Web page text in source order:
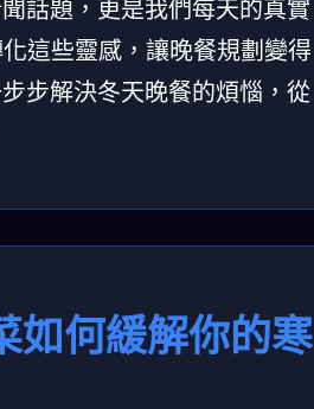
話題，更是我們每天的真實
這些靈感，讓晚餐規劃變得
步解決冬天晚餐的煩惱，從
如何緩解你的寒